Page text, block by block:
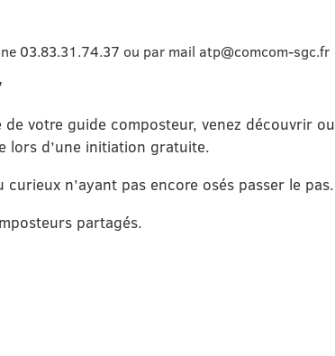
03.83.31.74.37 ou par mail atp@comcom-sgc.fr
de votre guide composteur, venez découvrir ou
lors d’une initiation gratuite.
n’ayant pas encore osés passer le pas.
partagés.